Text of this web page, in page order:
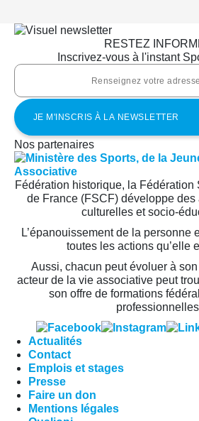
RESTEZ
Inscrivez-vous à l'instant
Nos partenaires
Fédération historique, la Fédération
de France (FSCF) développe des
culturelles et socio-
L’épanouissement de la personne
toutes les actions qu’elle
Aussi, chacun peut évoluer à
acteur de la vie associative peut
son offre de formations
Actualités
Contact
Emplois et stages
Presse
Faire un don
Mentions légales